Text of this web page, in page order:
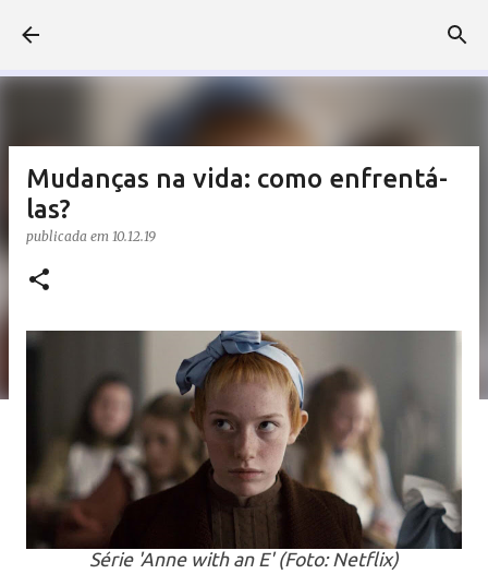
Mudanças na vida: como enfrentá-
las?
publicada em 10.12.19
Série 'Anne with an E' (Foto: Netflix)